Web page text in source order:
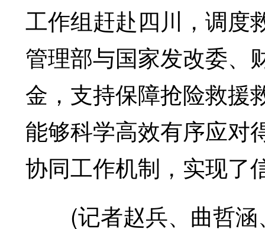
工作组赶赴四川，调度
管理部与国家发改委、
金，支持保障抢险救援
能够科学高效有序应对
协同工作机制，实现了
(记者赵兵、曲哲涵